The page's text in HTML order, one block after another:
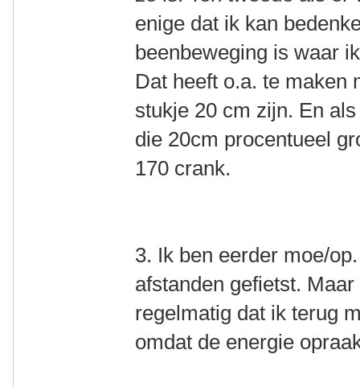
enige dat ik kan
beenbeweging is waar
Dat heeft o.a. te maken
stukje 20 cm zijn. En
die 20cm procentueel
170 crank.
3. Ik ben eerder moe/
afstanden gefietst.
regelmatig dat ik terug
omdat de energie